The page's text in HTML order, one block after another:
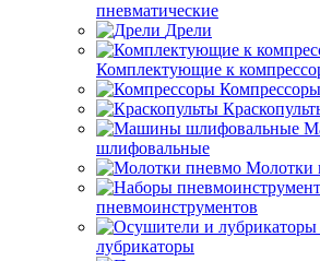
пневматические
Дрели
Комплектующие к
Компрессоры
шлифовальные
Молотки
пневмоинструментов
лубрикаторы